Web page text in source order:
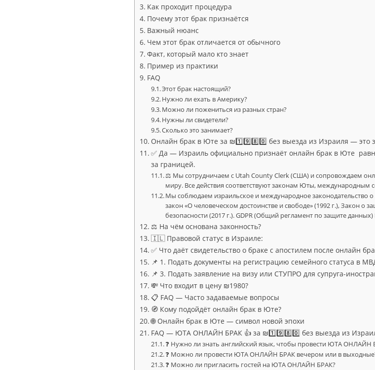
Как проходит процедура
Почему этот брак признаётся
Важный нюанс
Чем этот брак отличается от обычного
Факт, который мало кто знает
Пример из практики
FAQ
Этот брак настоящий?
Нужно ли ехать в Америку?
Можно ли пожениться из разных стран?
Нужны ли свидетели?
Сколько это занимает?
Онлайн брак в Юте за ₪1️⃣9️⃣8️⃣0️⃣ без выезда из Израиля — это
✅ Да — Израиль официально признаёт онлайн брак в Юте
за границей.
⚖ Мы сотрудничаем с Utah County Clerk (США) и сопровождаем
миру. Все действия соответствуют законам Юты,
Мы соблюдаем израильское и международное законодательство
закон «О человеческом достоинстве и свободе» (1992 г.), Закон о
безопасности (2017 г.). GDPR (Общий регламент по защите
⚖ На чём основана законность?
🇮🇱 Правовой статус в Израиле:
✅ Что даёт свидетельство о браке с апостилем после онлайн
📌 1. Подать документы на регистрацию семейного статуса в
📌 3. Подать заявление на визу или СТУПРО для супруга-
💸 Что входит в цену ₪1980?
📋 FAQ — Часто задаваемые вопросы
🧭 Кому подойдёт онлайн брак в Юте?
🌐 Онлайн брак в Юте — символ новой эпохи
FAQ — ЮТА ОНЛАЙН БРАК 👍 за ₪1️⃣9️⃣8️⃣0️⃣ без выезда из
❓ Нужно ли знать английский язык, чтобы провести ЮТА ОНЛАЙН
❓ Можно ли провести ЮТА ОНЛАЙН БРАК вечером или в
❓ Можно ли пригласить гостей на ЮТА ОНЛАЙН БРАК?